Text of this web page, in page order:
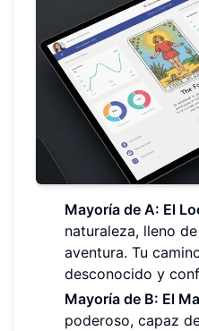
Mayoría de A: El
naturaleza, lleno
aventura. Tu
desconocido y
Mayoría de B: El
poderoso, capaz